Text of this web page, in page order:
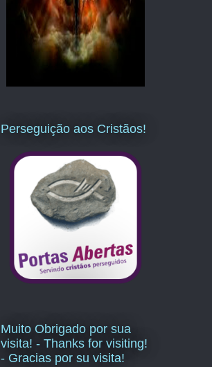
Perseguição aos Cristãos!
Muito Obrigado por sua
visita! - Thanks for visiting!
- Gracias por su visita!